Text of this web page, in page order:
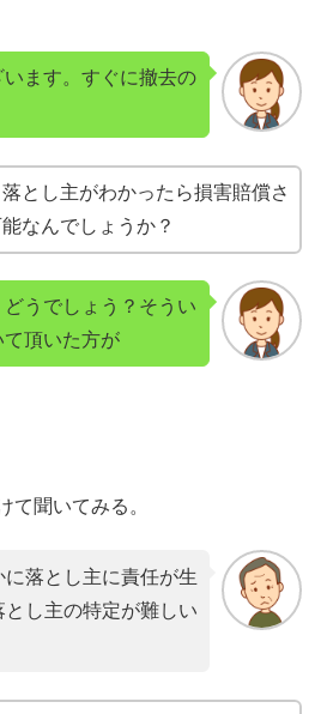
ます。すぐに撤去の
とし主がわかったら損害賠償さ
なんでしょうか？
うでしょう？そうい
て頂いた方が
て聞いてみる。
落とし主に責任が生
し主の特定が難しい